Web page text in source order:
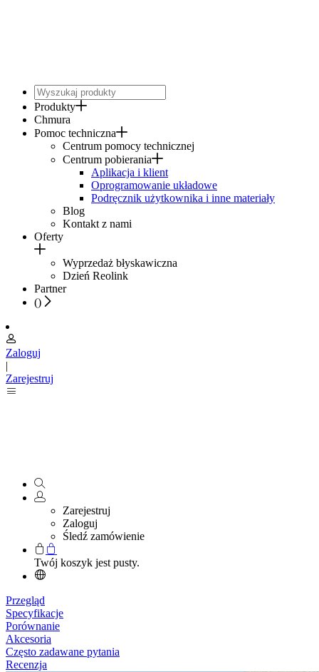
Produkty
Chmura
Pomoc techniczna
Centrum pomocy technicznej
Centrum pobierania
Aplikacja i klient
Oprogramowanie układowe
Podręcznik użytkownika i inne materiały
Blog
Kontakt z nami
Oferty
Wyprzedaż błyskawiczna
Dzień Reolink
Partner
()
Zaloguj
|
Zarejestruj
Zarejestruj
Zaloguj
Śledź zamówienie
Twój koszyk jest pusty.
Przegląd
Specyfikacje
Porównanie
Akcesoria
Często zadawane pytania
Recenzja